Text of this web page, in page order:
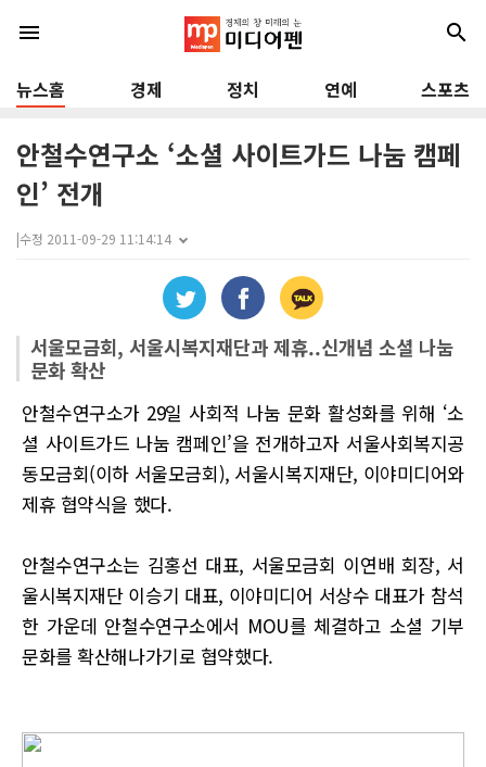
menu search
뉴스홈 경제 정치 연예 스포츠
안철수연구소 ‘소셜 사이트가드 나눔 캠페
인’ 전개
|수정 2011-09-29 11:14:14
서울모금회, 서울시복지재단과 제휴..신개념 소셜 나눔
문화 확산
안철수연구소가 29일 사회적 나눔 문화 활성화를 위해 ‘소
셜 사이트가드 나눔 캠페인’을 전개하고자 서울사회복지공
동모금회(이하 서울모금회), 서울시복지재단, 이야미디어와
제휴 협약식을 했다.
안철수연구소는 김홍선 대표, 서울모금회 이연배 회장, 서
울시복지재단 이승기 대표, 이야미디어 서상수 대표가 참석
한 가운데 안철수연구소에서 MOU를 체결하고 소셜 기부
문화를 확산해나가기로 협약했다.